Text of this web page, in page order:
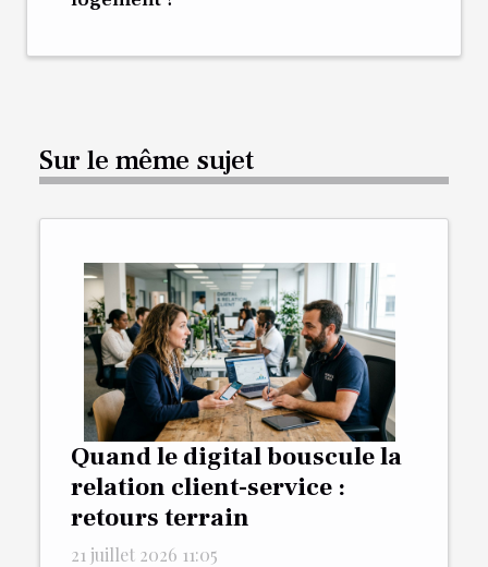
Sur le même sujet
Quand le digital bouscule la
relation client-service :
retours terrain
21 juillet 2026 11:05